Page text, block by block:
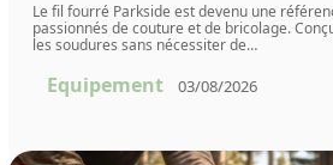
Le fil fourré Parkside est devenu une
passionnés de couture et de bricolage.
les soudures sans nécessiter de…
Equipement 03/08/2026